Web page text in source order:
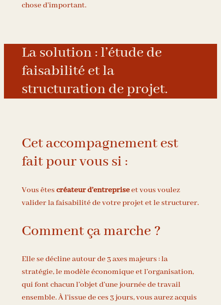
chose d’important.
La solution : l’étude de
faisabilité et la
structuration de projet.
Cet accompagnement est
fait pour vous si :
Vous êtes créateur d’entrepriseet vous voulez
valider la faisabilité de votre projet et le structurer.
Comment ça marche ?
Elle se décline autour de 3 axes majeurs : la
stratégie, le modèle économique et l’organisation,
qui font chacun l’objet d’une journée de travail
ensemble. À l’issue de ces 3 jours, vous aurez acquis